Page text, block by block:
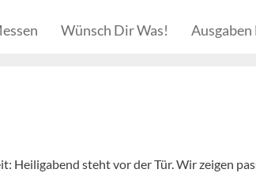
Wünsch Dir Was!
Heiligabend steht vor der Tür. Wir zeigen